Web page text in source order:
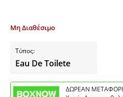
Μη Διαθέσιμο
Τύπος:
Eau De Toilete
ΔΩΡΕΑΝ